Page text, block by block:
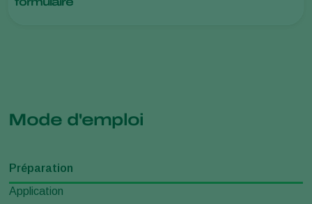
Mode d'emploi
Préparation
Application